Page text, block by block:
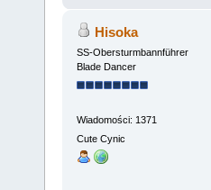
Hisoka
SS-Obersturmbannführer
Blade Dancer
Wiadomości: 1371
Cute Cynic